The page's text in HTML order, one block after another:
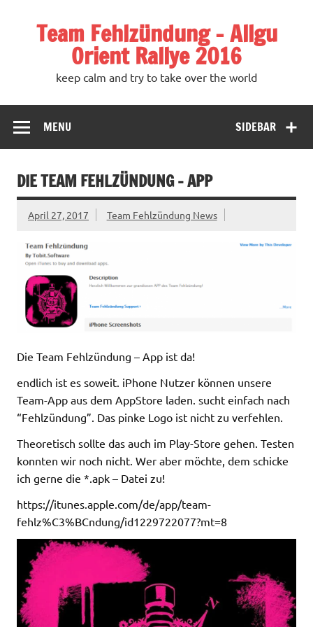
Team Fehlzündung – Allgu
Orient Rallye 2016
keep calm and try to take over the world
SIDEBAR
MENU
DIE TEAM FEHLZÜNDUNG – APP
April 27, 2017 Team Fehlzündung News
Die Team Fehlzündung – App ist da!
endlich ist es soweit. iPhone Nutzer können unsere
Team-App aus dem AppStore laden. sucht einfach nach
“Fehlzündung”. Das pinke Logo ist nicht zu verfehlen.
Theoretisch sollte das auch im Play-Store gehen. Testen
konnten wir noch nicht. Wer aber möchte, dem schicke
ich gerne die *.apk – Datei zu!
https://itunes.apple.com/de/app/team-
fehlz%C3%BCndung/id1229722077?mt=8